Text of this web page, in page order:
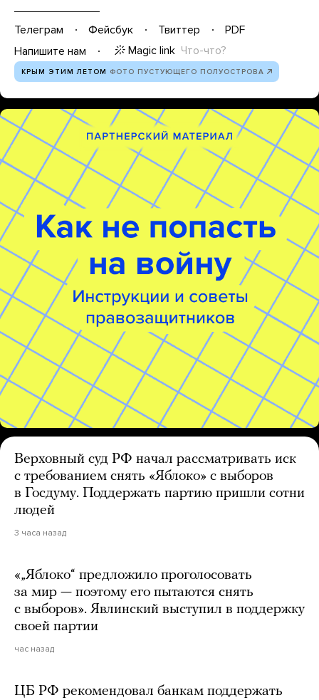
Телеграм Фейсбук Твиттер
PDF
Напишите нам
Magic link Что-что?
КРЫМ ЭТИМ ЛЕТОМ ФОТО ПУСТУЮЩЕГО ПОЛУОСТРОВА
Верховный суд РФ начал рассматривать иск
с требованием снять «Яблоко» с выборов
в Госдуму. Поддержать партию пришли сотни
людей
3 часа назад
«„Яблоко“ предложило проголосовать
за мир — поэтому его пытаются снять
с выборов». Явлинский выступил в поддержку
своей партии
час назад
ЦБ РФ рекомендовал банкам поддержать